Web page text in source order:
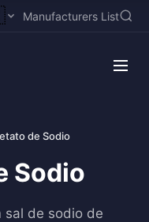
Manufacturers List
de Sodio
Sodio
sal de sodio de